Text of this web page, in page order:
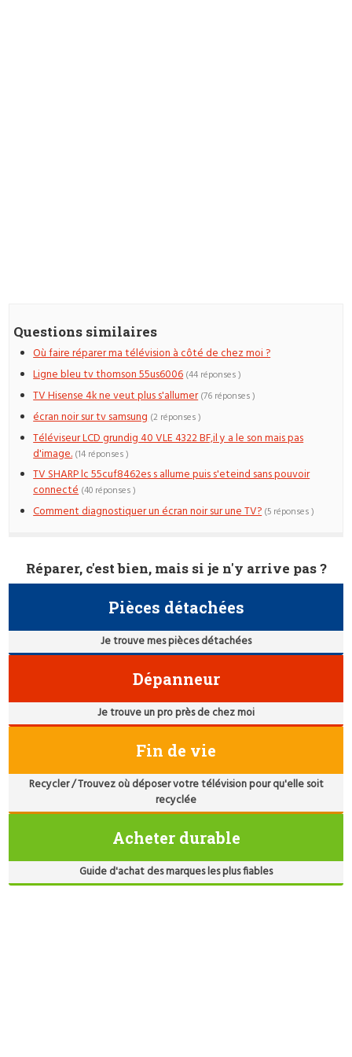
Questions similaires
Où faire réparer ma télévision à côté de chez moi ?
Ligne bleu tv thomson 55us6006 (44 réponses )
TV Hisense 4k ne veut plus s'allumer (76 réponses )
écran noir sur tv samsung (2 réponses )
Téléviseur LCD grundig 40 VLE 4322 BF,il y a le son mais pas
d'image. (14 réponses )
TV SHARP lc 55cuf8462es s allume puis s'eteind sans pouvoir
connecté (40 réponses )
Comment diagnostiquer un écran noir sur une TV? (5 réponses )
Réparer, c'est bien, mais si je n'y arrive pas ?
Pièces détachées
Je trouve mes pièces détachées
Dépanneur
Je trouve un pro près de chez moi
Fin de vie
Recycler / Trouvez où déposer votre télévision pour qu'elle soit
recyclée
Acheter durable
Guide d'achat des marques les plus fiables